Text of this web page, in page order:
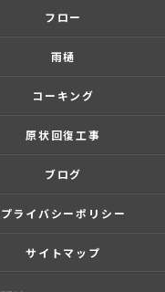
フロー
雨樋
コーキング
原状回復工事
ブログ
プライバシーポリシー
サイトマップ